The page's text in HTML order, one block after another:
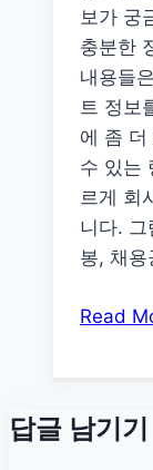
보가 궁
충분한
내용들
트 정보
에 좀 더
수 있는
르게 회
니다. 그
봉, 채
Read
답글 남기기